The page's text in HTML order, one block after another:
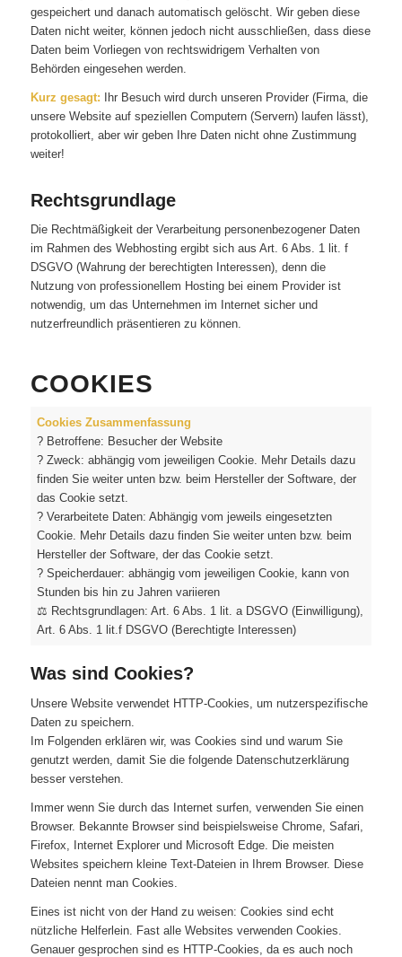
gespeichert und danach automatisch gelöscht. Wir geben diese
Daten nicht weiter, können jedoch nicht ausschließen, dass diese
Daten beim Vorliegen von rechtswidrigem Verhalten von
Behörden eingesehen werden.
Kurz gesagt: Ihr Besuch wird durch unseren Provider (Firma, die
unsere Website auf speziellen Computern (Servern) laufen lässt),
protokolliert, aber wir geben Ihre Daten nicht ohne Zustimmung
weiter!
Rechtsgrundlage
Die Rechtmäßigkeit der Verarbeitung personenbezogener Daten
im Rahmen des Webhosting ergibt sich aus Art. 6 Abs. 1 lit. f
DSGVO (Wahrung der berechtigten Interessen), denn die
Nutzung von professionellem Hosting bei einem Provider ist
notwendig, um das Unternehmen im Internet sicher und
nutzerfreundlich präsentieren zu können.
COOKIES
Cookies Zusammenfassung
? Betroffene: Besucher der Website
? Zweck: abhängig vom jeweiligen Cookie. Mehr Details dazu
finden Sie weiter unten bzw. beim Hersteller der Software, der
das Cookie setzt.
? Verarbeitete Daten: Abhängig vom jeweils eingesetzten
Cookie. Mehr Details dazu finden Sie weiter unten bzw. beim
Hersteller der Software, der das Cookie setzt.
? Speicherdauer: abhängig vom jeweiligen Cookie, kann von
Stunden bis hin zu Jahren variieren
⚖️ Rechtsgrundlagen: Art. 6 Abs. 1 lit. a DSGVO (Einwilligung),
Art. 6 Abs. 1 lit.f DSGVO (Berechtigte Interessen)
Was sind Cookies?
Unsere Website verwendet HTTP-Cookies, um nutzerspezifische
Daten zu speichern.
Im Folgenden erklären wir, was Cookies sind und warum Sie
genutzt werden, damit Sie die folgende Datenschutzerklärung
besser verstehen.
Immer wenn Sie durch das Internet surfen, verwenden Sie einen
Browser. Bekannte Browser sind beispielsweise Chrome, Safari,
Firefox, Internet Explorer und Microsoft Edge. Die meisten
Websites speichern kleine Text-Dateien in Ihrem Browser. Diese
Dateien nennt man Cookies.
Eines ist nicht von der Hand zu weisen: Cookies sind echt
nützliche Helferlein. Fast alle Websites verwenden Cookies.
Genauer gesprochen sind es HTTP-Cookies, da es auch noch